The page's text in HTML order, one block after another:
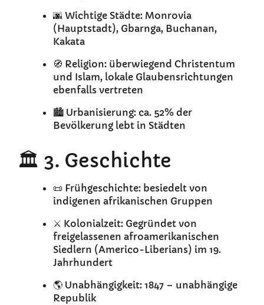
🌆 Wichtige Städte: Monrovia
(Hauptstadt), Gbarnga, Buchanan,
Kakata
🧭 Religion: überwiegend Christentum
und Islam, lokale Glaubensrichtungen
ebenfalls vertreten
🏙️ Urbanisierung: ca. 52% der
Bevölkerung lebt in Städten
🏛️ 3. Geschichte
📜 Frühgeschichte: besiedelt von
indigenen afrikanischen Gruppen
⚔️ Kolonialzeit: Gegründet von
freigelassenen afroamerikanischen
Siedlern (Americo-Liberians) im 19.
Jahrhundert
🌎 Unabhängigkeit: 1847 – unabhängige
Republik